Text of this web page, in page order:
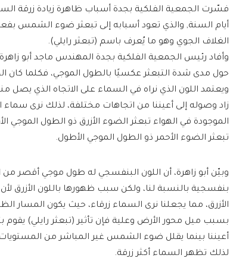
فسّرت الجمعية الفلكية بجدة أسباب ظاهرة زيادة زرقة
أيام السنة, والذي تعود أسبابه إلى تبعثر ضوء الشمس
الغلاف الجوي وهو ما يُعرف باسم (تبعثر رايلي).
وأفاد رئيس الجمعية الفلكية بجدة المهندس ماجد أبو
حول مدى شدة التبعثر عكسيًا بالطول الموجي، فكلما كان
ويعتمد اللون الذي نراه في السماء على الاتجاه الذي يصل
زاد وصوله إلى أعيننا من اتجاهات مختلفة، لذلك نرى سماء
الموجودة في الهواء تبعثر الضوء الأزرق ذو الطول
تبعثر الضوء الأحمر ذو الطول الموجي الأطول.
وبيّن أبو زاهرة، أن اللون البنفسجي له طول موجي أقصر
بنفسجية بالنسبة لنا، ولكن سبب ظهورها باللون الأزرق
الأزرق، مما يجعلنا نرى السماء زرقاء، حيث يكون
بسبب ميل محور الأرض وعلية فإن تأثير (تبعثر رايلي) يقوم
أعيننا بينما يقلل ضوء الشمس غير المباشر من المستويات
لذلك تظهر السماء أكثر زرقة.